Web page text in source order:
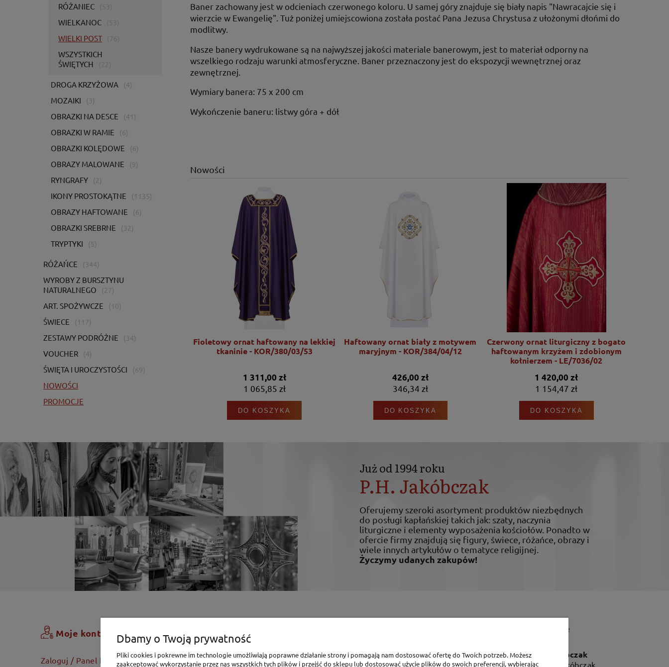
RÓŻANIEC
WIELKANOC
WIELKI POST
WSZYSTKICH
ŚWIĘTYCH
DROGA KRZYŻOWA (4)
MOZAIKI (3)
OBRAZKI NA DESCE (41)
OBRAZKI W RAMIE (6)
OBRAZKI KOLĘDOWE (6)
OBRAZY MALOWANE (9)
RYNGRAFY (2)
IKONY PROSTOKĄTNE (1135)
OBRAZY HAFTOWANE (6)
OBRAZKI SREBRNE (32)
TRYPTYKI (5)
RÓŻAŃCE (344)
WYROBY Z BURSZTYNU
NATURALNEGO
(27)
ART. SPOŻYWCZE (10)
ŚWIECE (117)
ZESTAWY PODRÓŻNE (34)
VOUCHER (4)
ŚWIĘTA I UROCZYSTOŚCI (69)
NOWOŚCI
PROMOCJE
Baner zachowany jest w odcieniach czerwonego koloru. U samej góry znajduje się biały napis "Nawracajcie się i
wierzcie w Ewangelię". Tuż poniżej umiejscowiona została postać Pana Jezusa Chrystusa z ułożonymi dłońmi do
modlitwy.
Nasze banery wydrukowane są na najwyższej jakości materiale banerowym, jest to materiał odporny na
wszelkiego rodzaju warunki atmosferyczne. Baner przeznaczony jest do ekspozycji wewnętrznej oraz
zewnętrznej.
Wymiary banera: 75 x 200 cm
Wykończenie baneru: listwy góra + dół
Nowości
Ornat zielony z bogatym haftem IHS -
KOR/056/01/01
Fioletowy ornat haftowany na lekkiej
tkaninie - KOR/380/03/53
1 311,00 zł
1 065,85 zł
DO KOSZYKA
Haftowany ornat biały z motywem
maryjnym - KOR/384/04/12
426,00 zł
346,34 zł
DO KOSZYKA
Czerwony ornat liturgiczny z bogato
haftowanym krzyżem i zdobionym
kołnierzem - LE/7036/02
1 420,00 zł
1 154,47 zł
DO KOSZYKA
Już od 1994 roku
P.H. Jakóbczak
Oferujemy szeroki asortyment produktów niezbędnych
do posługi kapłańskiej takich jak: szaty, naczynia
liturgiczne i elementy wyposażenia kościołów. Ponadto w
ofercie firmy znajdują się figury, świece, różańce, obrazy i
wiele innych artykułów o tematyce religijnej.
Życzymy udanych zakupów!
Moje konto
Zaloguj / Panel klienta
Koszyk
Polityka Prywatności
Dane teleadresowe
P.H. Jakóbczak
Dorota Jakóbczak
Dbamy o Twoją prywatność
Pliki cookies i pokrewne im technologie umożliwiają poprawne działanie strony i pomagają nam dostosować ofertę do Twoich potrzeb. Możesz
zaakceptować wykorzystanie przez nas wszystkich tych plików i przejść do sklepu lub dostosować użycie plików do swoich preferencji, wybierając